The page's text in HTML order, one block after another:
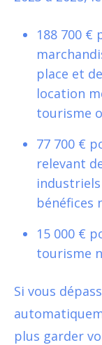
188 700 €
place et
location
tourisme
77 700 €
relevant
bénéfices
15 000 €
tourisme
Si vous
plus garder